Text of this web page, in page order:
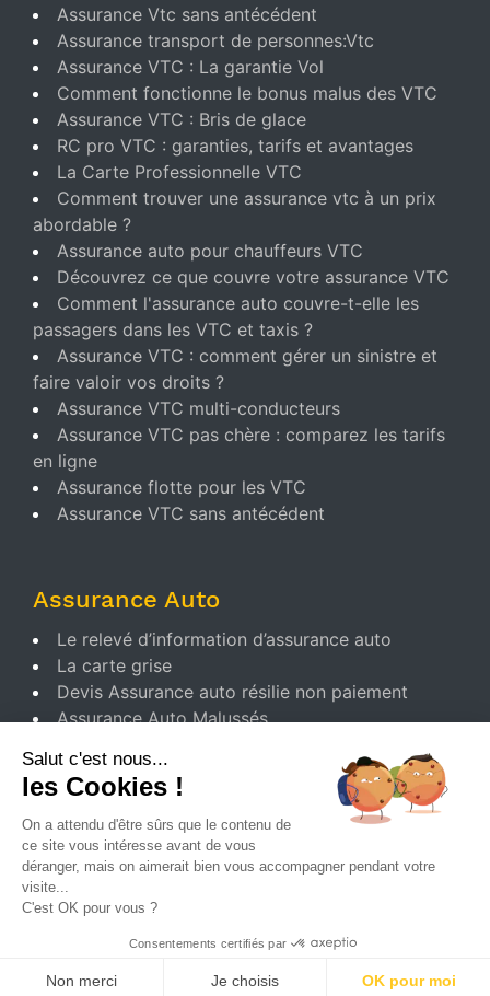
Assurance Vtc sans antécédent
Assurance transport de personnes:Vtc
Assurance VTC : La garantie Vol
Comment fonctionne le bonus malus des VTC
Assurance VTC : Bris de glace
RC pro VTC : garanties, tarifs et avantages
La Carte Professionnelle VTC
Comment trouver une assurance vtc à un prix
abordable ?
Assurance auto pour chauffeurs VTC
Découvrez ce que couvre votre assurance VTC
Comment l'assurance auto couvre-t-elle les
passagers dans les VTC et taxis ?
Assurance VTC : comment gérer un sinistre et
faire valoir vos droits ?
Assurance VTC multi-conducteurs
Assurance VTC pas chère : comparez les tarifs
en ligne
Assurance flotte pour les VTC
Assurance VTC sans antécédent
Assurance Auto
Le relevé d’information d’assurance auto
La carte grise
Devis Assurance auto résilie non paiement
Assurance Auto Malussés
Contat
Nous Contacter
Mentions legales
Politique cookie
Gestion des cookies
Conditions Générales d’Utilisation
Salut c'est nous...
les Cookies !
On a attendu d'être sûrs que le contenu de
ce site vous intéresse avant de vous
déranger, mais on aimerait bien vous accompagner pendant votre
visite...
C'est OK pour vous ?
Consentements certifiés par
Non merci Je choisis OK pour moi